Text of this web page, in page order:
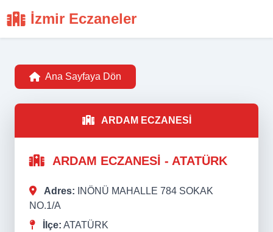
İzmir Eczaneler
Ana Sayfaya Dön
ARDAM ECZANESİ
ARDAM ECZANESİ - ATATÜRK
Adres: INÖNÜ MAHALLE 784 SOKAK
NO.1/A
İlçe: ATATÜRK